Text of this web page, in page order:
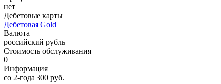
нет
Дебетовые карты
Дебетовая Gold
Валюта
российский рубль
Стоимость обслуживания
0
Информация
со 2-года 300 руб.